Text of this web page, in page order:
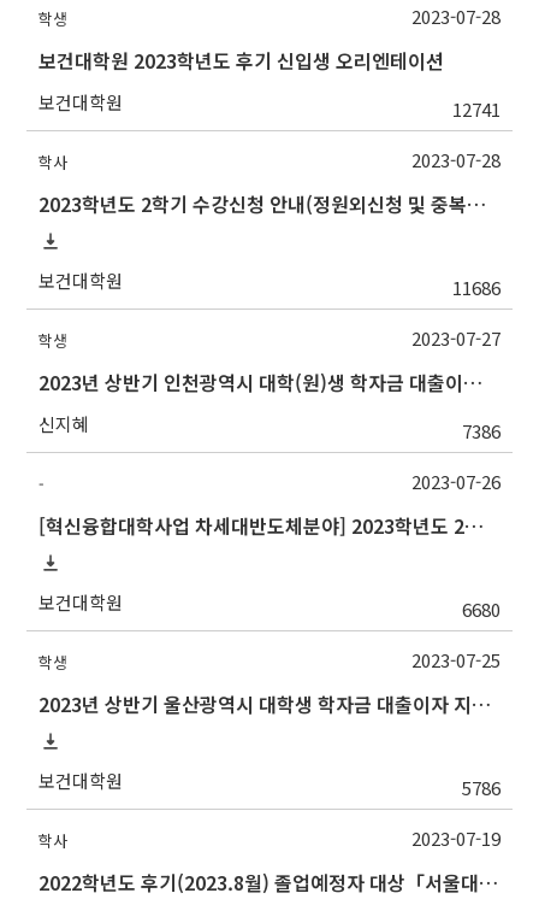
학생
보건대학원 2023학년도 후기 신입생 오리엔테이션
보건대학원 12741
2023-07-28
학사
2023학년도 2학기 수강신청 안내(정원외신청 및 중복수강신청 포함)
보건대학원 11686
2023-07-28
학생
2023년 상반기 인천광역시 대학(원)생 학자금 대출이자 지원사업 안내
신지혜 7386
2023-07-27
-
[혁신융합대학사업 차세대반도체분야] 2023학년도 2학기 대구대학교 교류 수학 안내
보건대학원 6680
2023-07-26
학생
2023년 상반기 울산광역시 대학생 학자금 대출이자 지원사업 안내
보건대학원 5786
2023-07-25
학사
2022학년도 후기(2023.8월) 졸업예정자 대상「서울대학교 교과인증과정」이수 신청 안내
2023-07-19